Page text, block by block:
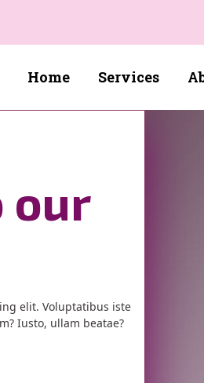
Home Services
our
elit. Voluptatibus iste
Iusto, ullam beatae?